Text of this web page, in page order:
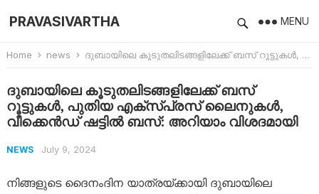
PRAVASIVARTHA MENU
Home news ദുബായിലെ കൂടുതലിടങ്ങളിലേക്ക് ബസ് റൂട്ടുകൾ, പുതിയ എക്സ്പ്രസ് ലൈനുകൾ, വീക്കെൻഡ് ഷട്ടിൽ ബസ്: അറിയാം വിശദമായി
ദുബായിലെ കൂടുതലിടങ്ങളിലേക്ക് ബസ്
റൂട്ടുകൾ, പുതിയ എക്സ്പ്രസ് ലൈനുകൾ,
വീക്കെൻഡ് ഷട്ടിൽ ബസ്: അറിയാം വിശദമായി
NEWS July 9, 2024
നിങ്ങളുടെ ദൈനംദിന യാത്രയ്‌ക്കായി ദുബായിലെ